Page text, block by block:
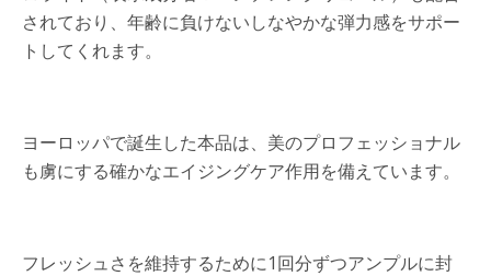
されており、年齢に負けないしなやかな弾力感をサポー
トしてくれます。
ヨーロッパで誕生した本品は、美のプロフェッショナル
も虜にする確かなエイジングケア作用を備えています。
フレッシュさを維持するために1回分ずつアンプルに封